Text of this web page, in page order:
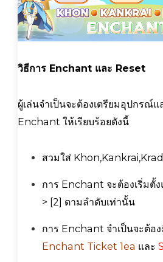
วิธีการ Enchant และ Reset
ผู้เล่นจำเป็นจะต้องเตรียมอุปกรณ์
Enchant ให้เรียบร้อยดังนี้
สวมใส่
การ Enchant จะต้องเริ่มตั้
> [2] ตามลำดับเท่านั้น
การ Enchant จำเป็นจะต้อ
Enchant Ticket 1ea และ